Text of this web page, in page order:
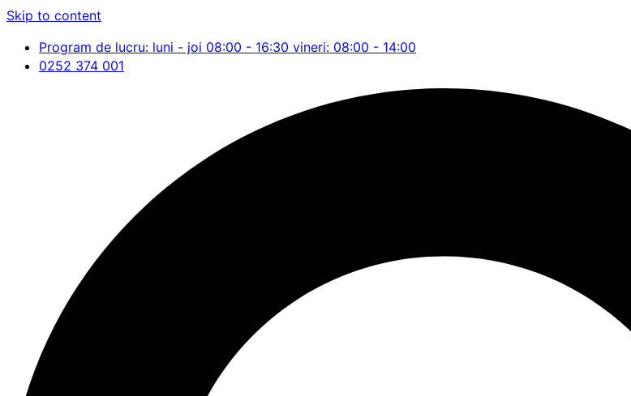
Skip to content
Program de lucru: luni - joi 08:00 - 16:30 vineri: 08:00 - 14:00
0252 374 001